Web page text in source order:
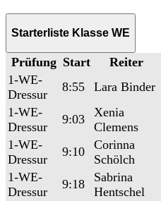
Starterliste Klasse WE
Prüfung Start Reiter
1-WE-
Dressur
8:55 Lara Binder
1-WE-
Dressur
9:03
Xenia
Clemens
1-WE-
Dressur
9:10
Corinna
Schölch
1-WE-
Dressur
9:18
Sabrina
Hentschel